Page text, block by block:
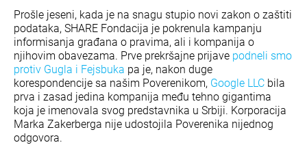
Prošle jeseni, kada je na snagu stupio novi zakon o zaštiti
podataka, SHARE Fondacija je pokrenula kampanju
informisanja građana o pravima, ali i kompanija o
njihovim obavezama. Prve prekršajne prijave podneli smo
protiv Gugla i Fejsbuka pa je, nakon duge
korespondencije sa našim Poverenikom, Google LLC bila
prva i zasad jedina kompanija među tehno gigantima
koja je imenovala svog predstavnika u Srbiji. Korporacija
Marka Zakerberga nije udostojila Poverenika nijednog
odgovora.